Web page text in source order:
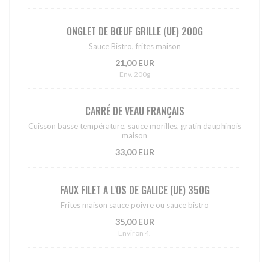
ONGLET DE BŒUF GRILLE (UE) 200G
Sauce Bistro, frites maison
21,00 EUR
Env. 200g
CARRÉ DE VEAU FRANÇAIS
Cuisson basse température, sauce morilles, gratin dauphinois
maison
33,00 EUR
FAUX FILET A L'OS DE GALICE (UE) 350G
Frites maison sauce poivre ou sauce bistro
35,00 EUR
Environ 4.